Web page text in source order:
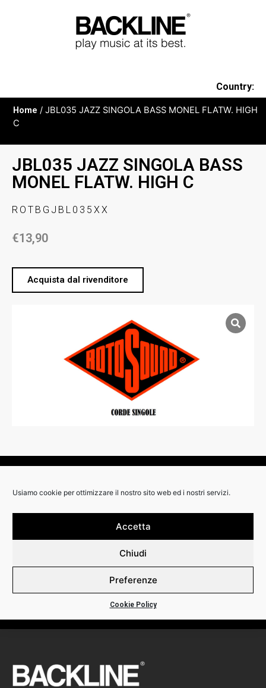
Usiamo cookie per ottimizzare il nostro sito web ed i nostri servizi.
Accetta
Chiudi
Preferenze
Cookie Policy
Country:
Home / JBL035 JAZZ SINGOLA BASS MONEL FLATW. HIGH
C
JBL035 JAZZ SINGOLA BASS
MONEL FLATW. HIGH C
ROTBGJBL035XX
€13,90
Acquista dal rivenditore
RIVENDITORI:
DETTAGLI:
JBL035 JAZZ SINGLE STRING BASS MONEL FLATWOUND
HIGH C